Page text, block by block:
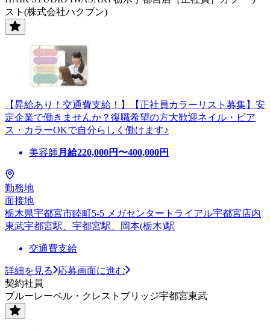
スト(株式会社ハクブン)
【昇給あり！交通費支給！】【正社員カラーリスト募集】安
定企業で働きませんか？復職希望の方大歓迎ネイル・ピア
ス・カラーOKで自分らしく働けます♪
美容師 月給220,000円〜400,000円
勤務地
面接地
栃木県宇都宮市睦町5-5 メガセンタートライアル宇都宮店内
東武宇都宮駅、宇都宮駅、岡本(栃木)駅
交通費支給
詳細を見る
応募画面に進む
契約社員
ブルーレーベル・クレストブリッジ宇都宮東武